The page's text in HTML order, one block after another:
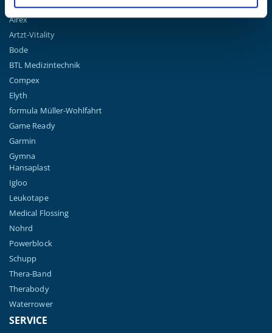
Airex
Artzt-Vitality
Bode
BTL Medizintechnik
Compex
Elyth
formula Müller-Wohlfahrt
Game Ready
Garmin
Gymna
Hansaplast
Igloo
Leukotape
Medical Flossing
Nohrd
Powerblock
Schupp
Thera-Band
Therabody
Waterrower
SERVICE